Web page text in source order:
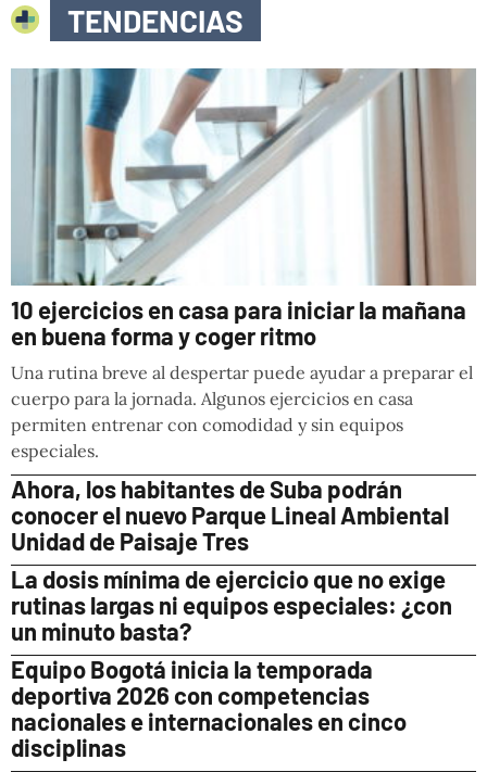
TENDENCIAS
10 ejercicios en casa para iniciar la mañana
en buena forma y coger ritmo
Una rutina breve al despertar puede ayudar a preparar el
cuerpo para la jornada. Algunos ejercicios en casa
permiten entrenar con comodidad y sin equipos
especiales.
Ahora, los habitantes de Suba podrán
conocer el nuevo Parque Lineal Ambiental
Unidad de Paisaje Tres
La dosis mínima de ejercicio que no exige
rutinas largas ni equipos especiales: ¿con
un minuto basta?
Equipo Bogotá inicia la temporada
deportiva 2026 con competencias
nacionales e internacionales en cinco
disciplinas